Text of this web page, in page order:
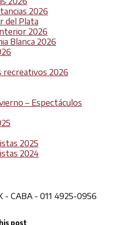
2026
del Plata
2026
Blanca 2026
recreativos 2026
– Espectáculos
2025
2024
- CABA - 011 4925-0956
post